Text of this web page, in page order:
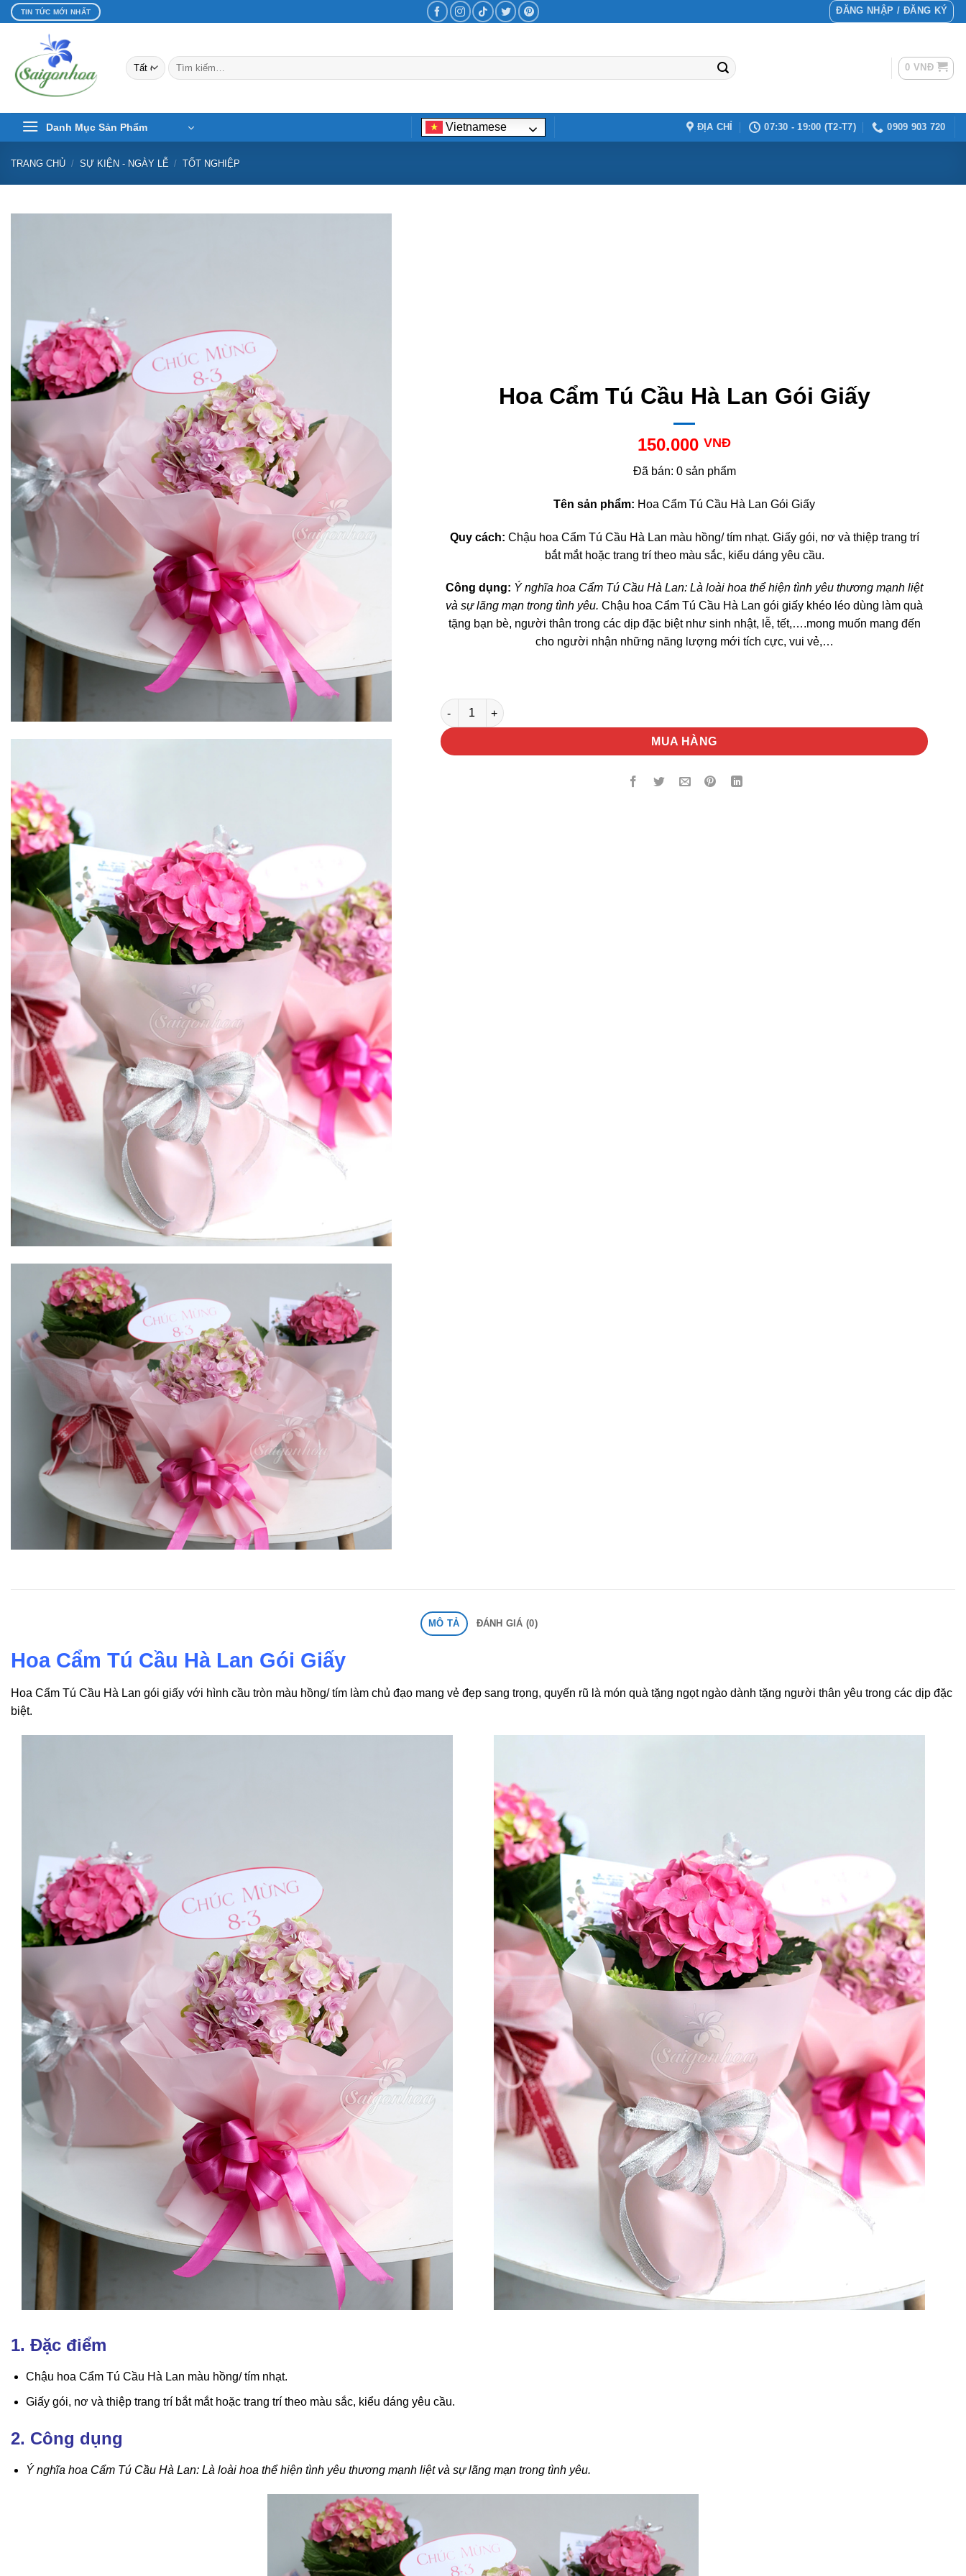
Bỏ
qua
dung
TIN TỨC MỚI NHẤT ĐĂNG NHẬP / ĐĂNG KÝ
Tìm
kiếm:
0 VNĐ
Danh Mục Sản Phẩm Vietnamese ĐỊA CHỈ 07:30 - 19:00 (T2-T7) 0909 903 720
TRANG CHỦ / SỰ KIỆN - NGÀY LỄ / TỐT NGHIỆP
Hoa Cẩm Tú Cầu Hà Lan Gói Giấy
150.000 VNĐ
Đã bán: 0 sản phẩm
Tên sản phẩm: Hoa Cẩm Tú Cầu Hà Lan Gói Giấy
Quy cách: Chậu hoa Cẩm Tú Cầu Hà Lan màu hồng/ tím nhạt. Giấy gói, nơ và thiệp trang trí
bắt mắt hoặc trang trí theo màu sắc, kiểu dáng yêu cầu.
Công dụng: Ý nghĩa hoa Cẩm Tú Cầu Hà Lan: Là loài hoa thể hiện tình yêu thương mạnh liệt
và sự lãng mạn trong tình yêu. Chậu hoa Cẩm Tú Cầu Hà Lan gói giấy khéo léo dùng làm quà
tặng bạn bè, người thân trong các dịp đặc biệt như sinh nhật, lễ, tết,….mong muốn mang đến
cho người nhận những năng lượng mới tích cực, vui vẻ,…
Hoa Cẩm Tú Cầu Hà Lan Gói Giấy số lượng
MUA HÀNG
MÔ TẢ ĐÁNH GIÁ (0)
Hoa Cẩm Tú Cầu Hà Lan Gói Giấy
Hoa Cẩm Tú Cầu Hà Lan gói giấy với hình cầu tròn màu hồng/ tím làm chủ đạo mang vẻ đẹp sang trọng, quyến rũ là món quà tặng ngọt ngào dành tặng người thân yêu trong các dịp đặc
biệt.
1. Đặc điểm
Chậu hoa Cẩm Tú Cầu Hà Lan màu hồng/ tím nhạt.
Giấy gói, nơ và thiệp trang trí bắt mắt hoặc trang trí theo màu sắc, kiểu dáng yêu cầu.
2. Công dụng
Ý nghĩa hoa Cẩm Tú Cầu Hà Lan: Là loài hoa thể hiện tình yêu thương mạnh liệt và sự lãng mạn trong tình yêu.